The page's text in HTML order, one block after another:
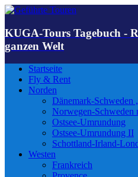
KUGA-Tours Tagebuch -
ganzen Welt
Startseite
Fly & Rent
Norden
Dänemark-Schweden
Norwegen-Schweden
Ostsee-Umrundung
Ostsee-Umrundung II
Schottland-Irland-
Westen
Frankreich